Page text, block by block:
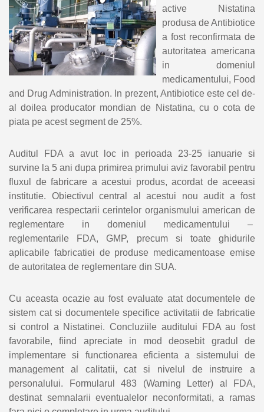
active Nistatina
produsa de Antibiotice
a fost reconfirmata de
autoritatea americana
in domeniul
medicamentului, Food
and Drug Administration. In prezent, Antibiotice este cel de-
al doilea producator mondian de Nistatina, cu o cota de
piata pe acest segment de 25%.
Auditul FDA a avut loc in perioada 23-25 ianuarie si
survine la 5 ani dupa primirea primului aviz favorabil pentru
fluxul de fabricare a acestui produs, acordat de aceeasi
institutie. Obiectivul central al acestui nou audit a fost
verificarea respectarii cerintelor organismului american de
reglementare in domeniul medicamentului –
reglementarile FDA, GMP, precum si toate ghidurile
aplicabile fabricatiei de produse medicamentoase emise
de autoritatea de reglementare din SUA.
Cu aceasta ocazie au fost evaluate atat documentele de
sistem cat si documentele specifice activitatii de fabricatie
si control a Nistatinei. Concluziile auditului FDA au fost
favorabile, fiind apreciate in mod deosebit gradul de
implementare si functionarea eficienta a sistemului de
management al calitatii, cat si nivelul de instruire a
personalului. Formularul 483 (Warning Letter) al FDA,
destinat semnalarii eventualelor neconformitati, a ramas